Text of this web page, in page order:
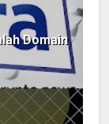
Domain